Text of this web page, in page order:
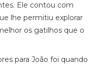
Ele contou com
lhe permitiu explorar
os gatilhos que o
para João foi quando